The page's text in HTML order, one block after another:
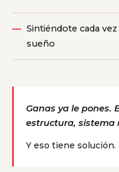
Sintiéndote cada
sueño
Ganas ya le pones.
estructura, sistema
Y eso tiene